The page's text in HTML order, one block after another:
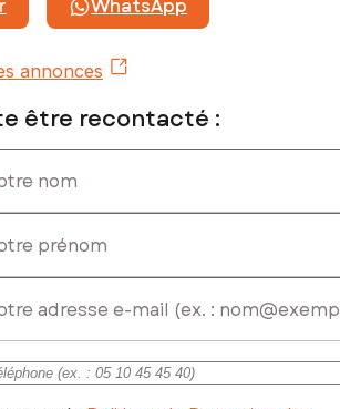
WhatsApp
annonces
être recontacté :
nom
prénom